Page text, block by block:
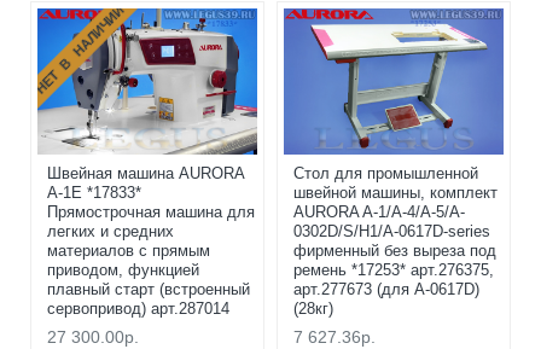
НЕТ В НАЛИЧИИ
Швейная машина AURORA
A-1E *17833*
Прямострочная машина для
легких и средних
материалов с прямым
приводом, функцией
плавный старт (встроенный
сервопривод) арт.287014
27 300.00р.
Стол для промышленной
швейной машины, комплект
AURORA A-1/A-4/A-5/A-
0302D/S/H1/A-0617D-series
фирменный без выреза под
ремень *17253* арт.276375,
арт.277673 (для A-0617D)
(28кг)
7 627.36р.